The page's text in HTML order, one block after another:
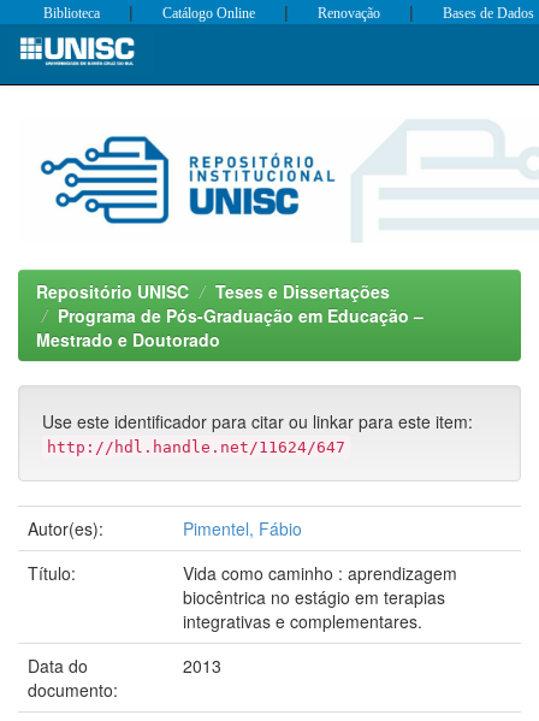
Skip
Biblioteca | Catálogo Online | Renovação | Bases de Dados
Repositório UNISC
Teses e Dissertações
Programa de Pós-Graduação em Educação –
Mestrado e Doutorado
Use este identificador para citar ou linkar para este item:
http://hdl.handle.net/11624/647
Autor(es):
Pimentel, Fábio
Título:
Vida como caminho : aprendizagem
biocêntrica no estágio em terapias
integrativas e complementares.
Data do
documento:
2013